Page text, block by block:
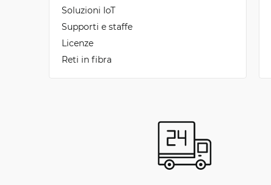
Soluzioni IoT
Supporti e staffe
Licenze
Reti in fibra